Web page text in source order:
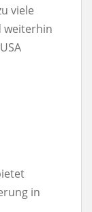
viele
weiterhin
in